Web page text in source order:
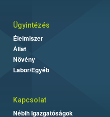
Ügyintézés
Élelmiszer
Állat
Növény
Labor/Egyéb
Kapcsolat
Nébih Igazgatóságok